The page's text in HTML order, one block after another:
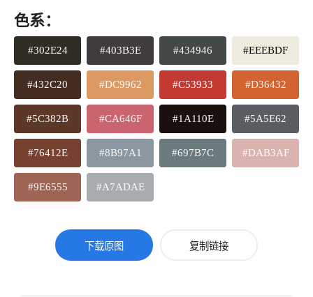
色系：
#302E24 #403B3E #434946 #EEEBDF
#432C20 #DC9962 #C53933 #D36432
#5C382B #CA646F #1A110E #5A5E62
#76412E #8B97A1 #697B7C #DAB3AF
#9E6555 #A7ADAE
下载原图 复制链接